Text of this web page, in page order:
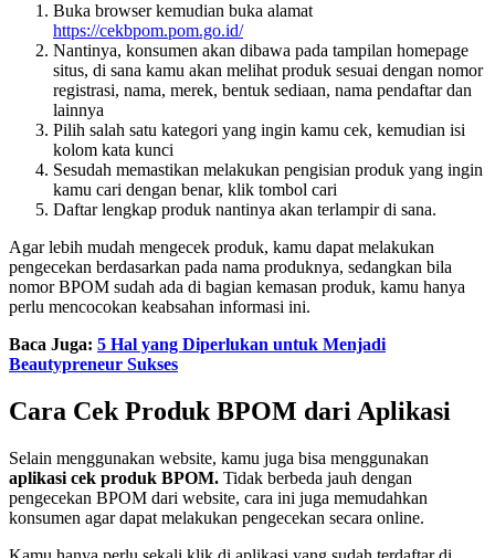
Buka browser kemudian buka alamat
https://cekbpom.pom.go.id/
Nantinya, konsumen akan dibawa pada tampilan homepage
situs, di sana kamu akan melihat produk sesuai dengan nomor
registrasi, nama, merek, bentuk sediaan, nama pendaftar dan
lainnya
Pilih salah satu kategori yang ingin kamu cek, kemudian isi
kolom kata kunci
Sesudah memastikan melakukan pengisian produk yang ingin
kamu cari dengan benar, klik tombol cari
Daftar lengkap produk nantinya akan terlampir di sana.
Agar lebih mudah mengecek produk, kamu dapat melakukan
pengecekan berdasarkan pada nama produknya, sedangkan bila
nomor BPOM sudah ada di bagian kemasan produk, kamu hanya
perlu mencocokan keabsahan informasi ini.
Baca Juga: 5 Hal yang Diperlukan untuk Menjadi
Beautypreneur Sukses
Cara Cek Produk BPOM dari Aplikasi
Selain menggunakan website, kamu juga bisa menggunakan
aplikasi cek produk BPOM. Tidak berbeda jauh dengan
pengecekan BPOM dari website, cara ini juga memudahkan
konsumen agar dapat melakukan pengecekan secara online.